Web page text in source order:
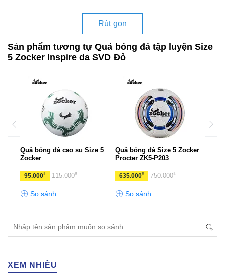
Rút gọn
Sản phẩm tương tự Quả bóng đá tập luyện Size
5 Zocker Inspire da SVD Đỏ
Quả bóng đá cao su Size 5
Zocker
95.000₫ 115.000₫
So sánh
Quả bóng đá Size 5 Zocker
Procter ZK5-P203
635.000₫ 750.000₫
So sánh
XEM NHIỀU